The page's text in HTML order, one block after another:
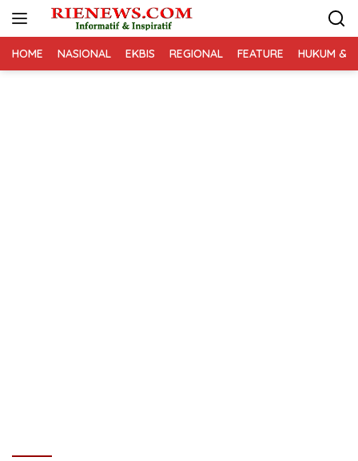
HOME NASIONAL EKBIS REGIONAL FEATURE HUKUM &